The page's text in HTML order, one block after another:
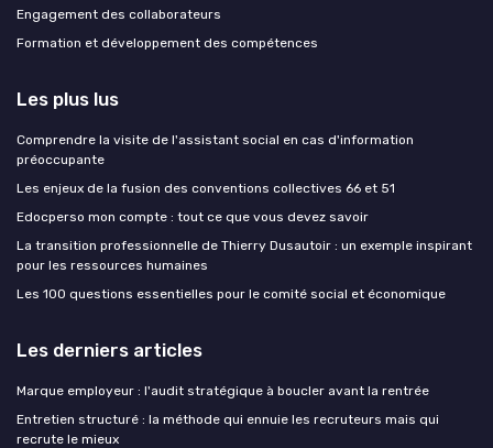
Engagement des collaborateurs
Formation et développement des compétences
Les plus lus
Comprendre la visite de l'assistant social en cas d'information
préoccupante
Les enjeux de la fusion des conventions collectives 66 et 51
Edocperso mon compte : tout ce que vous devez savoir
La transition professionnelle de Thierry Dusautoir : un exemple inspirant
pour les ressources humaines
Les 100 questions essentielles pour le comité social et économique
Les derniers articles
Marque employeur : l'audit stratégique à boucler avant la rentrée
Entretien structuré : la méthode qui ennuie les recruteurs mais qui
recrute le mieux